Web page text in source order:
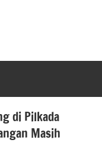
di Pilkada
Masih